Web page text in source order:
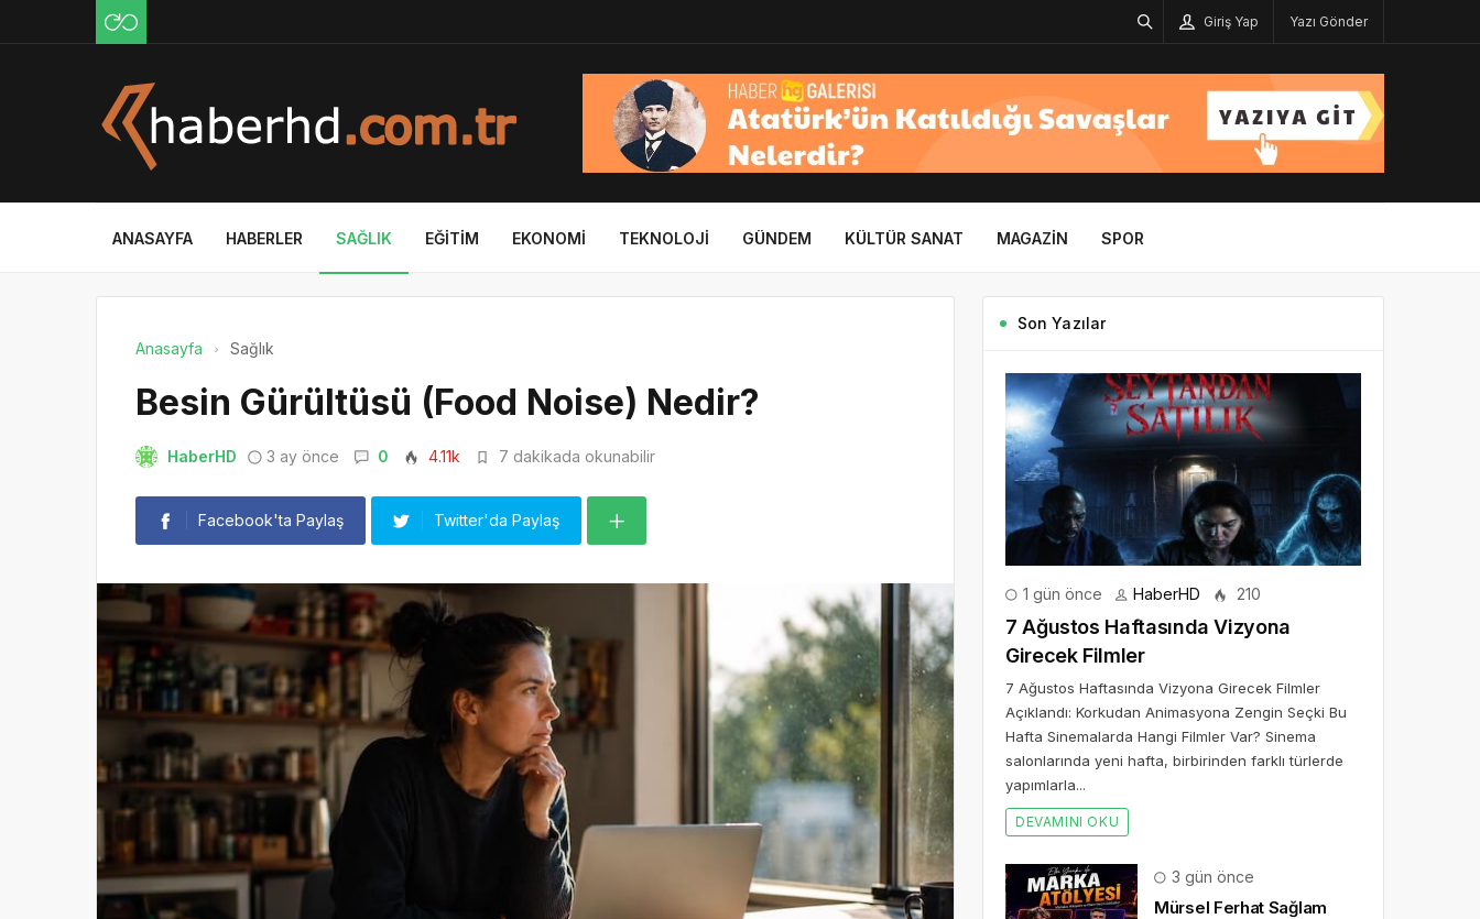
Giriş Yap Yazı Gönder
ANASAYFA HABERLER SAĞLIK EĞITIM EKONOMI TEKNOLOJI GÜNDEM KÜLTÜR SANAT MAGAZIN SPOR
Anasayfa Sağlık
Besin Gürültüsü (Food Noise) Nedir?
HaberHD 3 ay önce 0 4.11k 7 dakikada okunabilir
Facebook'ta Paylaş Twitter'da Paylaş
Son Yazılar
1 gün önce HaberHD 210
7 Ağustos Haftasında Vizyona
Girecek Filmler
7 Ağustos Haftasında Vizyona Girecek Filmler
Açıklandı: Korkudan Animasyona Zengin Seçki Bu
Hafta Sinemalarda Hangi Filmler Var? Sinema
salonlarında yeni hafta, birbirinden farklı türlerde
yapımlarla...
DEVAMINI OKU
3 gün önce
Mürsel Ferhat Sağlam